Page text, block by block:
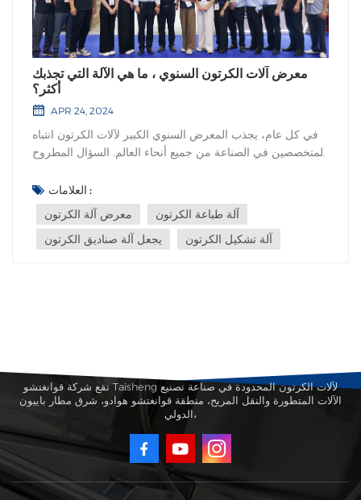
معرض آلات الكرتون السنوي ، ما هي الآلة التي تجذبك
أكثر؟
APR 24, 2024
في كل عام، يجذب المعرض السنوي الكبير لآلات الكرتون انتباه
المتخصصين في الصناعة من جميع أنحاء العالم. السؤال المطروح
المرموق، ما هي الآلة التي تنضح بأقصى قدر من الجاذبية،
وتجذب انتباهك الذي لا يتزعزع؟ دعونا نتعمق في عالم الاحتمالات،
ونتساءل ما...
العلامات :
معرض آلة الكرتون
آلة طباعة الكرتون
يجعل آلة صناديق الكرتون
آلة تشكيل الكرتون
تقع شركة قوانغتشو Taisheng لآلات الكرتون المحدودة في صناعة تصنيع
الآلات المتطورة والنقل المريح، منطقة قوانغتشو هوادو، شرق مطار باييون
الدولي،